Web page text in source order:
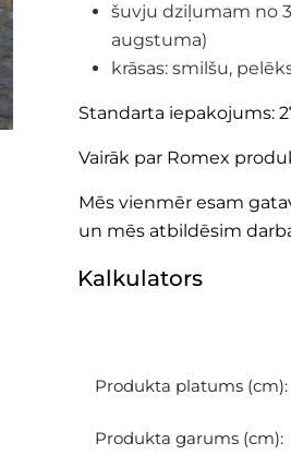
šuvju dziļumam no
augstuma)
krāsas: smilšu,
Standarta iepakojums:
Vairāk par Romex
Mēs vienmēr esam
un mēs atbildēsim
Kalkulators